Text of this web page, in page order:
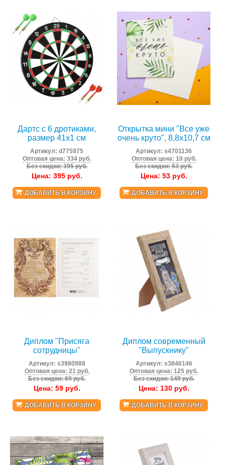
Дартс с 6 дротиками,
размер 41х1 см
Артикул:d775975
Оптовая цена: 334 руб.
Без скидки: 395 руб.
Цена: 395руб.
ДОБАВИТЬ В КОРЗИНУ
Открытка мини "Все уже
очень круто", 8,8х10,7 см
Артикул:s4701136
Оптовая цена: 10 руб.
Без скидки: 53 руб.
Цена: 53руб.
ДОБАВИТЬ В КОРЗИНУ
Диплом "Присяга
сотрудницы"
Артикул: s3980988
Оптовая цена: 21 руб.
Без скидки: 69 руб.
Цена: 59руб.
ДОБАВИТЬ В КОРЗИНУ
Диплом современный
"Выпускнику"
Артикул: s3846146
Оптовая цена: 125 руб.
Без скидки: 149 руб.
Цена: 130руб.
ДОБАВИТЬ В КОРЗИНУ